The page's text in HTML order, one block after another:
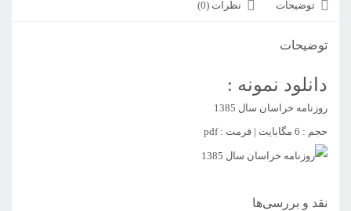
توضیحات نظرات (0)
توضیحات
دانلود نمونه :
روزنامه خراسان سال 1385
حجم : 6 مگابایت | فرمت : pdf
نقد و بررسی‌ها